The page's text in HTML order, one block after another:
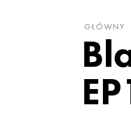
GŁÓWNY